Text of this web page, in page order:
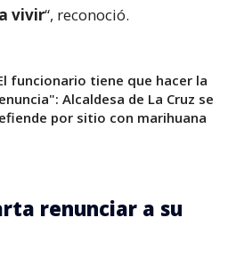
vivir“, reconoció.
funcionario tiene que hacer la
Alcaldesa de La Cruz se
por sitio con marihuana
renunciar a su